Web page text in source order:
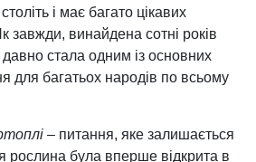
і має багато цікавих
завжди, винайдена сотні років
стала одним із основних
для багатьох народів по всьому
– питання, яке залишається
рослина була вперше відкрита в